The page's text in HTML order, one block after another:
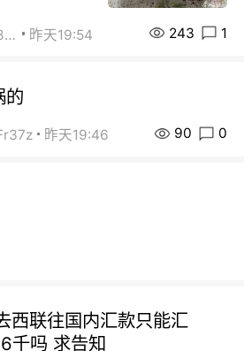
街友40858442 昨天19:54 243 1
的
昨天19:46 90 0
西联往国内汇款只能汇
千吗 求告知